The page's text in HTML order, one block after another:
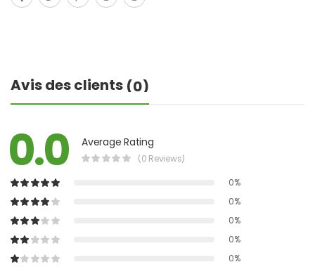
Avis des clients (0)
0.0 Average Rating
(0 Reviews)
0%
0%
0%
0%
0%